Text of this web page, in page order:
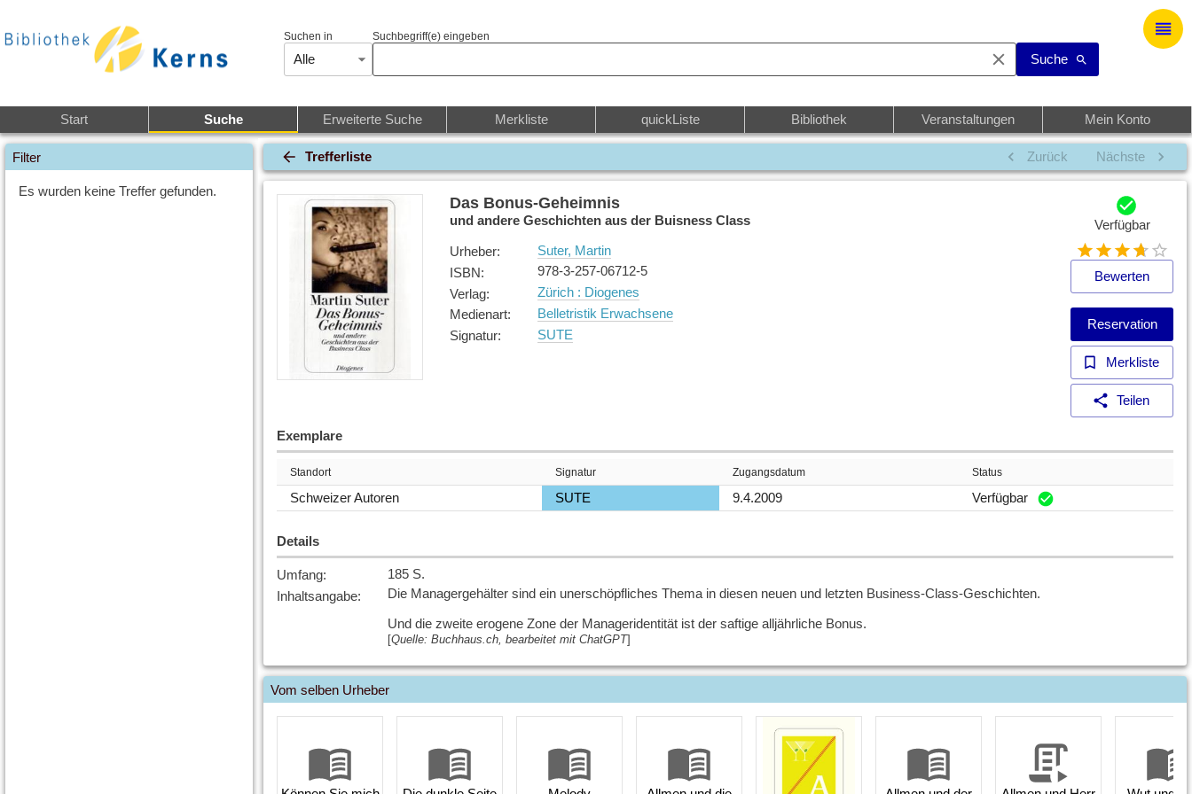
Suchen in
Alle
Suchbegriff(e) eingeben
Suche
Start Suche Erweiterte Suche Merkliste quickListe Bibliothek Veranstaltungen Mein Konto
Filter
Es wurden keine Treffer gefunden.
Trefferliste Zurück Nächste
Das Bonus-Geheimnis
und andere Geschichten aus der Buisness Class
Urheber:
Suter, Martin
ISBN:
978-3-257-06712-5
Verlag:
Zürich : Diogenes
Medienart:
Belletristik Erwachsene
Signatur: SUTE
Verfügbar
Bewerten
Reservation
Merkliste
Teilen
Exemplare
Standort Signatur Zugangsdatum Status
Schweizer Autoren SUTE 9.4.2009 Verfügbar
Details
Umfang:
185 S.
Inhaltsangabe:
Die Managergehälter sind ein unerschöpfliches Thema in diesen neuen und letzten Business-Class-Geschichten.
Und die zweite erogene Zone der Manageridentität ist der saftige alljährliche Bonus.
[Quelle: Buchhaus.ch, bearbeitet mit ChatGPT]
Vom selben Urheber